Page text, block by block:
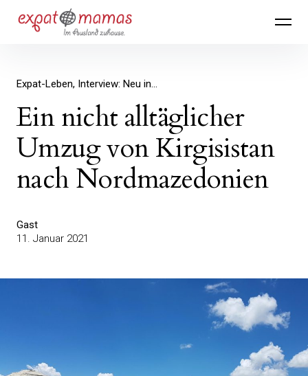
überspringen
Expatmamas – im Ausland zuhause
Expat-Leben Interview: Neu in...
Ein nicht alltäglicher
Umzug von Kirgisistan
nach Nordmazedonien
Gast
11. Januar 2021